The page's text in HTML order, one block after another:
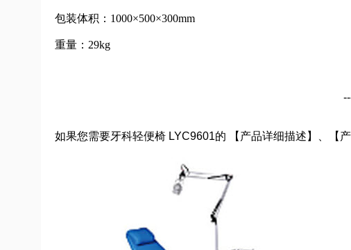
包装体积：1000×500×300mm
重量：29kg
如果您需要牙科轻便椅 LYC9601的 【产品详细描述】、【